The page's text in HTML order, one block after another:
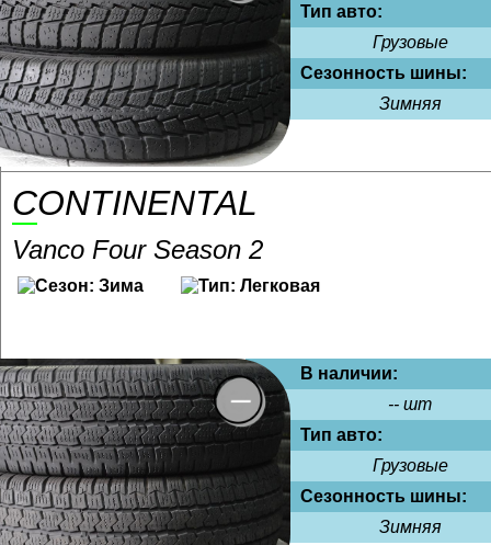
Тип авто:
Грузовые
Сезонность шины:
Зимняя
CONTINENTAL
Vanco Four Season 2
В наличии:
-- шт
Тип авто:
Грузовые
Сезонность шины:
Зимняя